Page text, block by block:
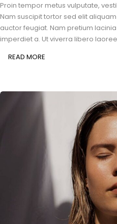
Proin tempor metus vulputate,
Nam suscipit tortor sed elit
auctor feugiat. Nam pretium
imperdiet a. Ut viverra libero
READ MORE